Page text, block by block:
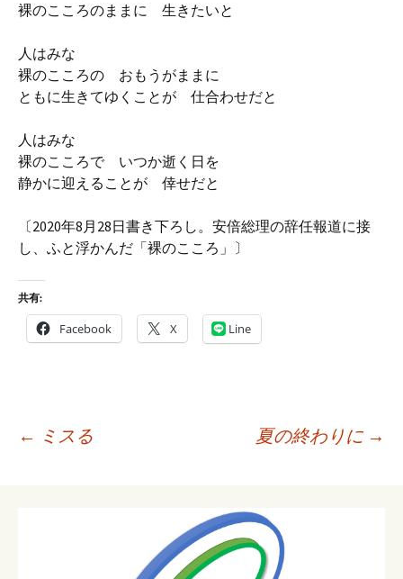
裸のこころのままに 生きたいと
人はみな
裸のこころの おもうがままに
ともに生きてゆくことが 仕合わせだと
人はみな
裸のこころで いつか逝く日を
静かに迎えることが 倖せだと
〔2020年8月28日書き下ろし。安倍総理の辞任報道に接
し、ふと浮かんだ「裸のこころ」〕
共有:
Facebook X Line
← ミスる 夏の終わりに →